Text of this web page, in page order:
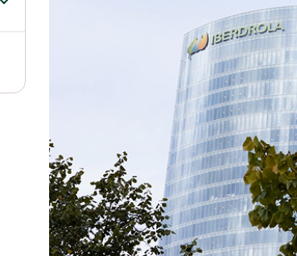
Alternar submenu de Redes sociais